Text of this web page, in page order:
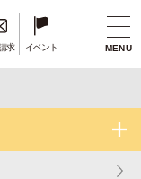
求 イベント MENU